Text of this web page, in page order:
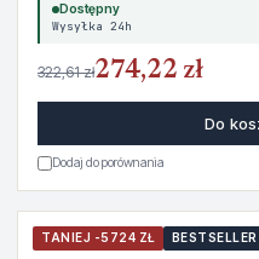
Dostępny
Wysyłka 24h
322,61 zł274,22 zł
Do
Dodaj do porównania
TANIEJ -5724 ZŁ BESTSELLER